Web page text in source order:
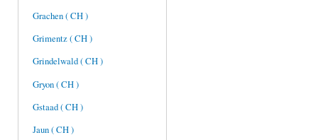
Grachen ( CH )
Grimentz ( CH )
Grindelwald ( CH )
Gryon ( CH )
Gstaad ( CH )
Jaun ( CH )